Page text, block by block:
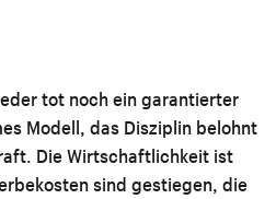
tot noch ein garantierter
Modell, das Disziplin belohnt
Die Wirtschaftlichkeit ist
sind gestiegen, die